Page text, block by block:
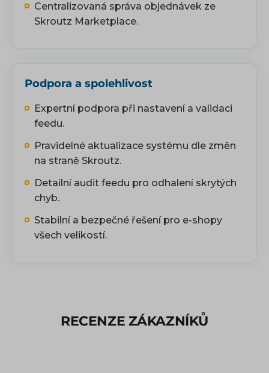
Centralizovaná správa objednávek ze
Skroutz Marketplace.
Podpora a spolehlivost
Expertní podpora při nastavení a validaci
feedu.
Pravidelné aktualizace systému dle změn
na straně Skroutz.
Detailní audit feedu pro odhalení skrytých
chyb.
Stabilní a bezpečné řešení pro e-shopy
všech velikostí.
RECENZE ZÁKAZNÍKŮ